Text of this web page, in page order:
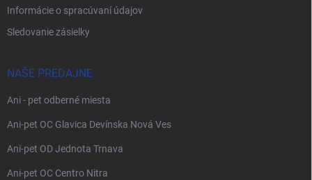
Informácie o spracúvaní údajov
Sledovanie zásielky
NAŠE PREDAJNE
Ani - pet odberné miesta
Ani-pet OC Glavica Devínska Nová Ves
Ani-pet OD Jednota Trnava
Ani-pet OC Centro Nitra